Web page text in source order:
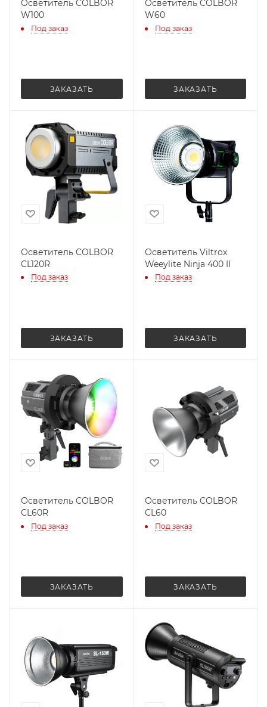
Осветитель COLBOR
W100
Под заказ
ЗАКАЗАТЬ
Осветитель COLBOR
W60
Под заказ
ЗАКАЗАТЬ
Осветитель COLBOR
CL120R
Под заказ
ЗАКАЗАТЬ
Осветитель Viltrox
Weeylite Ninja 400 II
Под заказ
ЗАКАЗАТЬ
Осветитель COLBOR
CL60R
Под заказ
ЗАКАЗАТЬ
Осветитель COLBOR
CL60
Под заказ
ЗАКАЗАТЬ